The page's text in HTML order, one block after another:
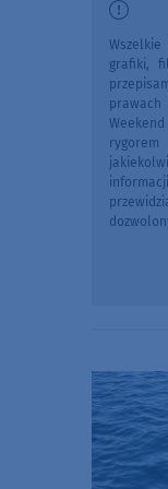
grafiki,
prawach